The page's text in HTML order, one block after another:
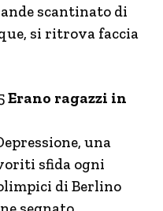
scantinato di
si ritrova faccia
Erano ragazzi in
una
sfida ogni
di Berlino